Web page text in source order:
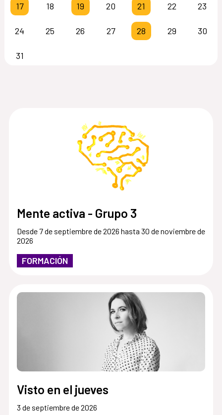
Mente activa - Grupo 3
Desde 7 de septiembre de 2026 hasta 30 de noviembre de
2026
FORMACIÓN
Visto en el jueves
3 de septiembre de 2026
17 18 19 20 21 22 23
24 25 26 27 28 29 30
31